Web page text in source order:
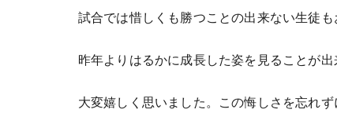
試合では惜しくも勝つことの出来ない生徒も
昨年よりはるかに成長した姿を見ることが出
大変嬉しく思いました。この悔しさを忘れず